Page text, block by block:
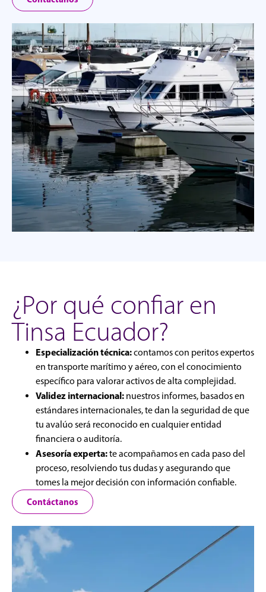
¿Por qué confiar en
Tinsa Ecuador?
Especialización técnica:contamos con peritos expertos
en transporte marítimo y aéreo, con el conocimiento
específico para valorar activos de alta complejidad.
Validez internacional: nuestros informes, basados en
estándares internacionales, te dan la seguridad de que
tu avalúo será reconocido en cualquier entidad
financiera o auditoría.
Asesoría experta:te acompañamos en cada paso del
proceso, resolviendo tus dudas y asegurando que
tomes la mejor decisión con información confiable.
Contáctanos